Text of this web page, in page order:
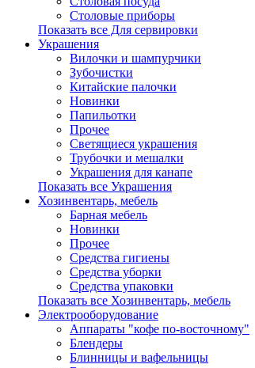
Столовые приборы
Показать все Для сервировки
Украшения
Вилочки и шампурчики
Зубочистки
Китайские палочки
Новинки
Папильотки
Прочее
Светящиеся украшения
Трубочки и мешалки
Украшения для канапе
Показать все Украшения
Хозинвентарь, мебель
Барная мебель
Новинки
Прочее
Средства гигиены
Средства уборки
Средства упаковки
Показать все Хозинвентарь, мебель
Электрооборудование
Аппараты "кофе по-восточному"
Блендеры
Блинницы и вафельницы